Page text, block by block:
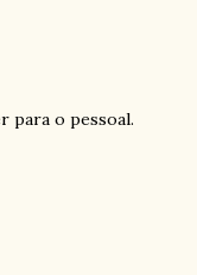
para o pessoal.